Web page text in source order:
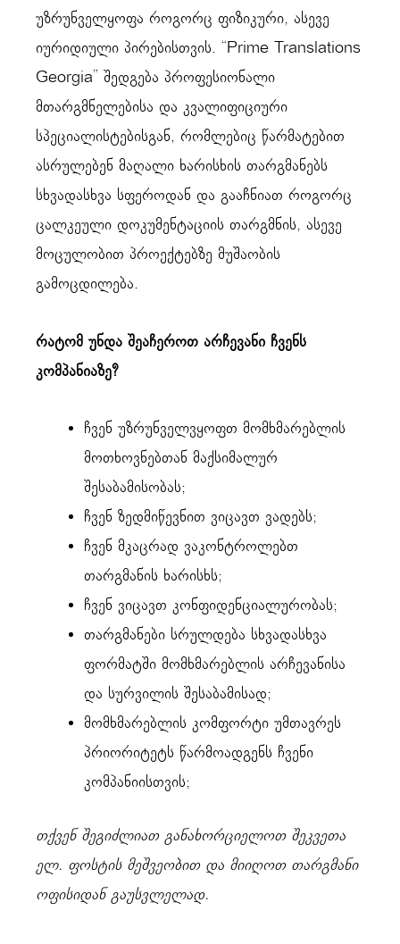
უზრუნველყოფა როგორც ფიზიკური, ასევე
იურიდიული პირებისთვის. “Prime Translations
Georgia” შედგება პროფესიონალი
მთარგმნელებისა და კვალიფიციური
სპეციალისტებისგან, რომლებიც წარმატებით
ასრულებენ მაღალი ხარისხის თარგმანებს
სხვადასხვა სფეროდან და გააჩნიათ როგორც
ცალკეული დოკუმენტაციის თარგმნის, ასევე
მოცულობით პროექტებზე მუშაობის
გამოცდილება.
რატომ უნდა შეაჩეროთ არჩევანი ჩვენს
კომპანიაზე?
ჩვენ უზრუნველვყოფთ მომხმარებლის
მოთხოვნებთან მაქსიმალურ
შესაბამისობას;
ჩვენ ზედმიწევნით ვიცავთ ვადებს;
ჩვენ მკაცრად ვაკონტროლებთ
თარგმანის ხარისხს;
ჩვენ ვიცავთ კონფიდენციალურობას;
თარგმანები სრულდება სხვადასხვა
ფორმატში მომხმარებლის არჩევანისა
და სურვილის შესაბამისად;
მომხმარებლის კომფორტი უმთავრეს
პრიორიტეტს წარმოადგენს ჩვენი
კომპანიისთვის;
თქვენ შეგიძლიათ განახორციელოთ შეკვეთა
ელ. ფოსტის მეშვეობით და მიიღოთ თარგმანი
ოფისიდან გაუსვლელად.